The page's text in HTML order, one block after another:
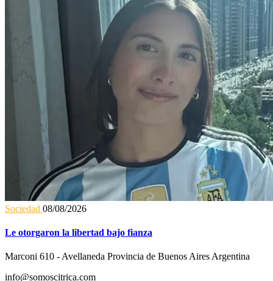
Sociedad 08/08/2026
Le otorgaron la libertad bajo fianza
Marconi 610 - Avellaneda Provincia de Buenos Aires Argentina
info@somoscitrica.com